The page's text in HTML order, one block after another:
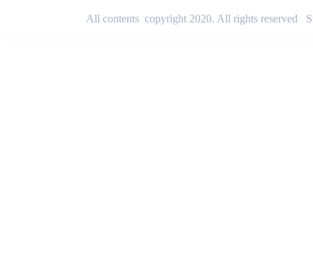
All contents copyright 2020. All rights reserved